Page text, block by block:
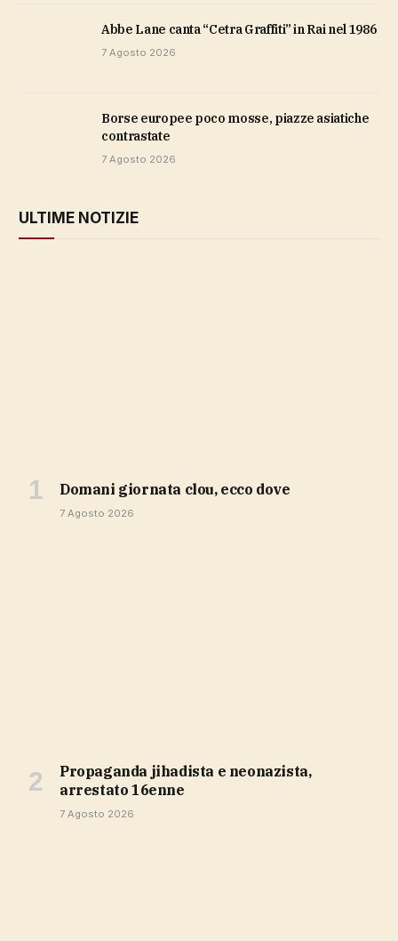
Abbe Lane canta “Cetra Graffiti” in Rai nel 1986
7 Agosto 2026
Borse europee poco mosse, piazze asiatiche
contrastate
7 Agosto 2026
ULTIME NOTIZIE
domani giornata clou, ecco dove
7 Agosto 2026
propaganda jihadista e neonazista,
arrestato 16enne
7 Agosto 2026